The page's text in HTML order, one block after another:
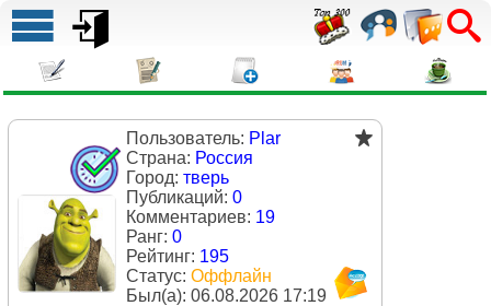
Пользователь: Plar
Страна: Россия
Город: тверь
Публикаций: 0
Комментариев: 19
Ранг: 0
Рейтинг: 195
Статус: Оффлайн
Был(a): 06.08.2026 17:19